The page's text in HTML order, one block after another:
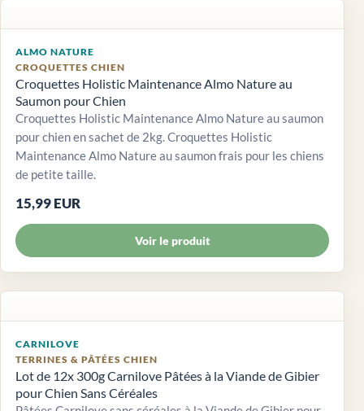
ALMO NATURE
CROQUETTES CHIEN
Croquettes Holistic Maintenance Almo Nature au
Saumon pour Chien
Croquettes Holistic Maintenance Almo Nature au saumon
pour chien en sachet de 2kg. Croquettes Holistic
Maintenance Almo Nature au saumon frais pour les chiens
de petite taille.
15,99 EUR
Voir le produit
CARNILOVE
TERRINES & PÂTÉES CHIEN
Lot de 12x 300g Carnilove Pâtées à la Viande de Gibier
pour Chien Sans Céréales